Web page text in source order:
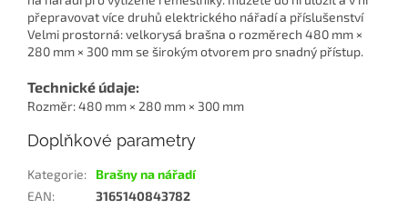
přepravovat více druhů elektrického nářadí a příslušenství
Velmi prostorná: velkorysá brašna o rozměrech 480 mm ×
280 mm × 300 mm se širokým otvorem pro snadný přístup.
Technické údaje:
Rozměr: 480 mm × 280 mm × 300 mm
Doplňkové parametry
Kategorie:
Brašny na nářadí
EAN: 3165140843782